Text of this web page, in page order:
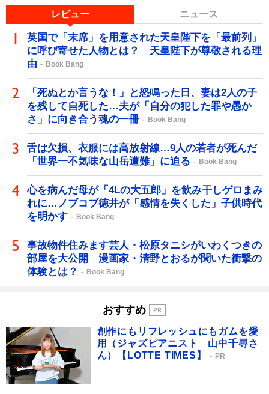
レビュー ニュース
英国で「末席」を用意された天皇陛下を「最前列」
に呼び寄せた人物とは？ 天皇陛下が尊敬される理
由
Book Bang
「死ぬとか言うな！」と怒鳴った日、妻は2人の子
を残して自死した…夫が「自分の犯した罪や愚か
さ」に向き合う魂の一冊
Book Bang
舌は欠損、衣服には高放射線…9人の若者が死んだ
「世界一不気味な山岳遭難」に迫る
Book Bang
心を病んだ母が「4Lの大五郎」を飲み干しゲロまみ
れに…ノブコブ徳井が「感情を失くした」子供時代
を明かす
Book Bang
事故物件住みます芸人・松原タニシがいわくつきの
部屋を大公開 漫画家・清野とおるが聞いた衝撃の
体験とは？
Book Bang
おすすめ
創作にもリフレッシュにもガムを愛
用（ジャズピアニスト 山中千尋さ
ん）【LOTTE TIMES】
PR